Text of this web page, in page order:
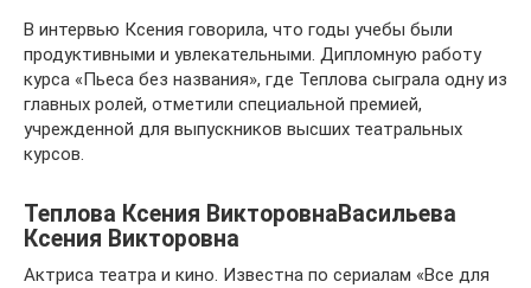
В интервью Ксения говорила, что годы учебы были
продуктивными и увлекательными. Дипломную работу
курса «Пьеса без названия», где Теплова сыграла одну из
главных ролей, отметили специальной премией,
учрежденной для выпускников высших театральных
курсов.
Теплова Ксения ВикторовнаВасильева
Ксения Викторовна
Актриса театра и кино. Известна по сериалам «Все для